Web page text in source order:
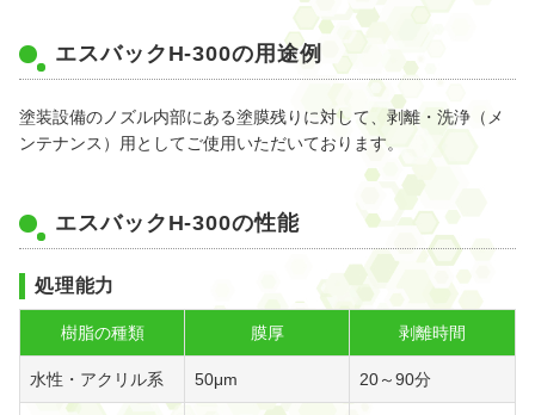
エスバックH-300の用途例
塗装設備のノズル内部にある塗膜残りに対して、剥離・洗浄（メ
ンテナンス）用としてご使用いただいております。
エスバックH-300の性能
処理能力
樹脂の種類 膜厚 剥離時間
水性・アクリル系 50μm 20～90分